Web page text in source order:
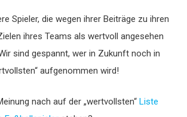
Spieler, die wegen ihrer Beiträge zu ihren
ihres Teams als wertvoll angesehen
sind gespannt, wer in Zukunft noch in
aufgenommen wird!
nach auf der „wertvollsten“ Liste